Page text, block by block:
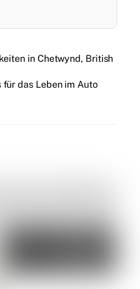
in Chetwynd, British
für das Leben im Auto